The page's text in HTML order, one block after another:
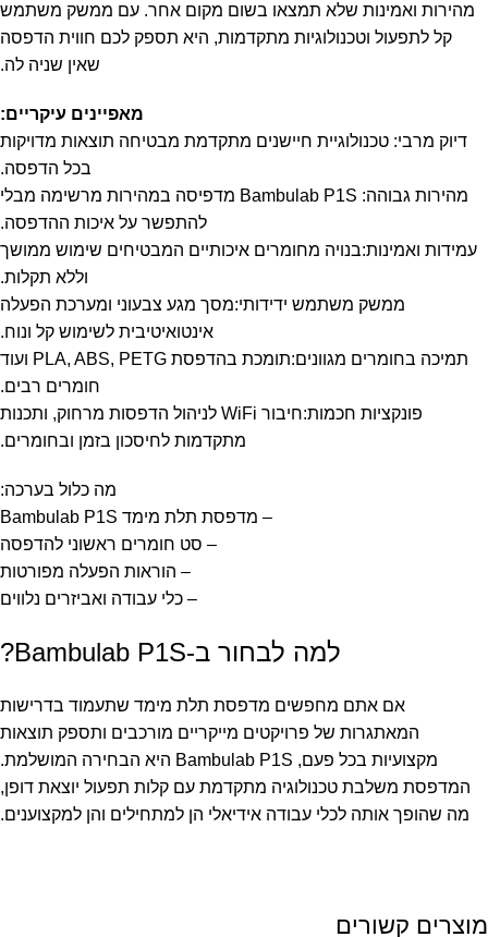
מהירות ואמינות שלא תמצאו בשום מקום אחר. עם ממשק משתמש
קל לתפעול וטכנולוגיות מתקדמות, היא תספק לכם חווית הדפסה
שאין שניה לה.
מאפיינים עיקריים:
דיוק מרבי: טכנולוגיית חיישנים מתקדמת מבטיחה תוצאות מדויקות
בכל הדפסה.
מהירות גבוהה: Bambulab P1S מדפיסה במהירות מרשימה מבלי
להתפשר על איכות ההדפסה.
עמידות ואמינות:בנויה מחומרים איכותיים המבטיחים שימוש ממושך
וללא תקלות.
ממשק משתמש ידידותי:מסך מגע צבעוני ומערכת הפעלה
אינטואיטיבית לשימוש קל ונוח.
תמיכה בחומרים מגוונים:תומכת בהדפסת PLA, ABS, PETG ועוד
חומרים רבים.
פונקציות חכמות:חיבור WiFi לניהול הדפסות מרחוק, ותכנות
מתקדמות לחיסכון בזמן ובחומרים.
מה כלול בערכה:
– מדפסת תלת מימד Bambulab P1S
– סט חומרים ראשוני להדפסה
– הוראות הפעלה מפורטות
– כלי עבודה ואביזרים נלווים
למה לבחור ב-Bambulab P1S?
אם אתם מחפשים מדפסת תלת מימד שתעמוד בדרישות
המאתגרות של פרויקטים מייקריים מורכבים ותספק תוצאות
מקצועיות בכל פעם, Bambulab P1S היא הבחירה המושלמת.
המדפסת משלבת טכנולוגיה מתקדמת עם קלות תפעול יוצאת דופן,
מה שהופך אותה לכלי עבודה אידיאלי הן למתחילים והן למקצוענים.
מוצרים קשורים